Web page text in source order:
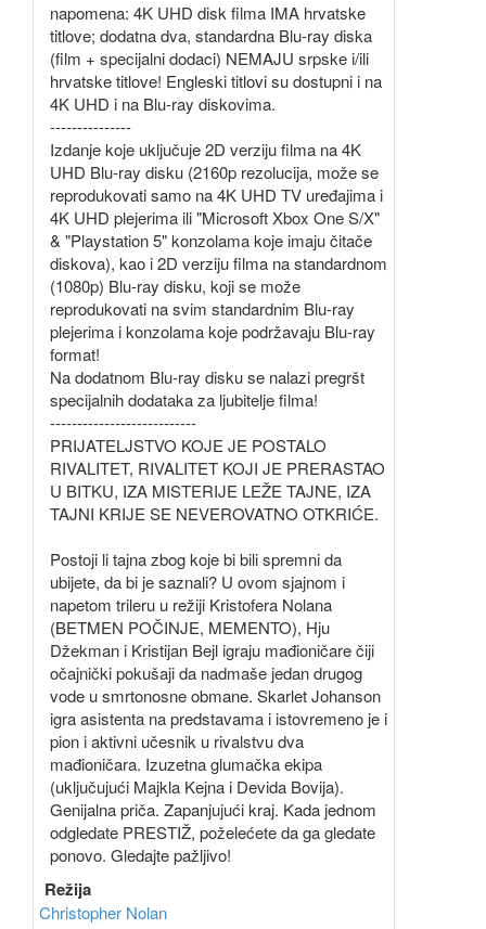
napomena: 4K UHD disk filma IMA hrvatske
titlove; dodatna dva, standardna Blu-ray diska
(film + specijalni dodaci) NEMAJU srpske i/ili
hrvatske titlove! Engleski titlovi su dostupni i na
4K UHD i na Blu-ray diskovima.
---------------
Izdanje koje uključuje 2D verziju filma na 4K
UHD Blu-ray disku (2160p rezolucija, može se
reprodukovati samo na 4K UHD TV uređajima i
4K UHD plejerima ili "Microsoft Xbox One S/X"
& "Playstation 5" konzolama koje imaju čitače
diskova), kao i 2D verziju filma na standardnom
(1080p) Blu-ray disku, koji se može
reprodukovati na svim standardnim Blu-ray
plejerima i konzolama koje podržavaju Blu-ray
format!
Na dodatnom Blu-ray disku se nalazi pregršt
specijalnih dodataka za ljubitelje filma!
---------------------------
PRIJATELJSTVO KOJE JE POSTALO
RIVALITET, RIVALITET KOJI JE PRERASTAO
U BITKU, IZA MISTERIJE LEŽE TAJNE, IZA
TAJNI KRIJE SE NEVEROVATNO OTKRIĆE.
Postoji li tajna zbog koje bi bili spremni da
ubijete, da bi je saznali? U ovom sjajnom i
napetom trileru u režiji Kristofera Nolana
(BETMEN POČINJE, MEMENTO), Hju
Džekman i Kristijan Bejl igraju mađioničare čiji
očajnički pokušaji da nadmaše jedan drugog
vode u smrtonosne obmane. Skarlet Johanson
igra asistenta na predstavama i istovremeno je i
pion i aktivni učesnik u rivalstvu dva
mađioničara. Izuzetna glumačka ekipa
(uključujući Majkla Kejna i Devida Bovija).
Genijalna priča. Zapanjujući kraj. Kada jednom
odgledate PRESTIŽ, poželećete da ga gledate
ponovo. Gledajte pažljivo!
Režija
Christopher Nolan